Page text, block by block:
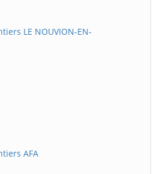
LE NOUVION-EN-
AFA